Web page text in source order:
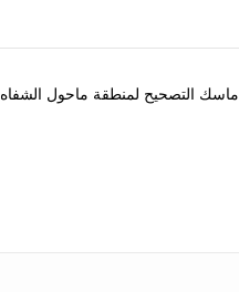
ماسك التصحيح لمنطقة ماحول الشفاه